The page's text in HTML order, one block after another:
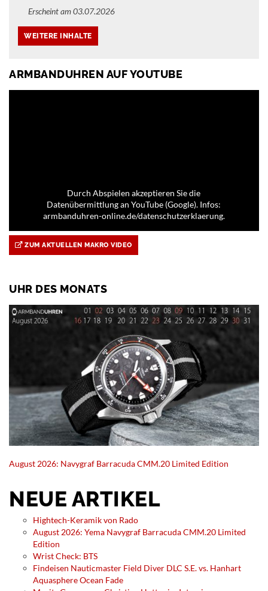
Erscheint am 03.07.2026
ARMBANDUHREN AUF YOUTUBE
Durch Abspielen akzeptieren Sie die
Datenübermittlung an YouTube (Google). Infos:
armbanduhren-online.de/datenschutzerklaerung.
ZUM AKTUELLEN MAKRO VIDEO
UHR DES MONATS
August 2026: Navygraf Barracuda CMM.20 Limited Edition
NEUE ARTIKEL
Hightech-Keramik von Rado
August 2026: Yema Navygraf Barracuda CMM.20 Limited
Edition
Wrist Check: BTS
Findeisen Nauticmaster Field Diver DLC S.E. vs. Hanhart
Aquasphere Ocean Fade